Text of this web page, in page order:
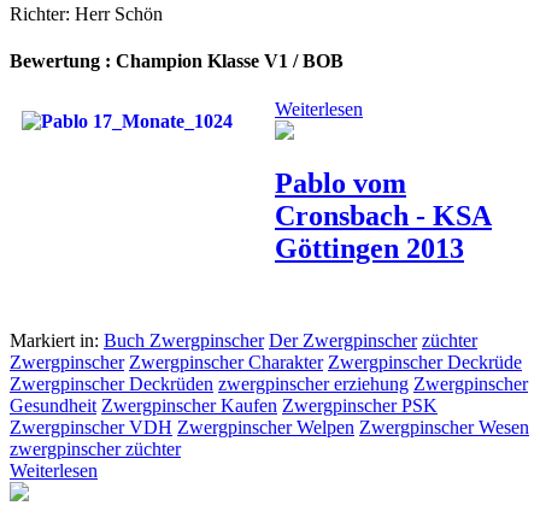
Richter: Herr Schön
Bewertung : Champion Klasse V1 / BOB
Weiterlesen
Pablo vom
Cronsbach - KSA
Göttingen 2013
Markiert in: Buch Zwergpinscher Der Zwergpinscher züchter
Zwergpinscher Zwergpinscher Charakter Zwergpinscher Deckrüde
Zwergpinscher Deckrüden zwergpinscher erziehung Zwergpinscher
Gesundheit Zwergpinscher Kaufen Zwergpinscher PSK
Zwergpinscher VDH Zwergpinscher Welpen Zwergpinscher Wesen
zwergpinscher züchter
Weiterlesen